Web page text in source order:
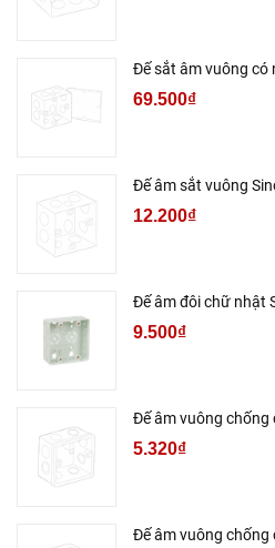
Đế sắt âm vuông có
69.500₫
Đế âm sắt vuông
12.200₫
Đế âm đôi chữ nhật
9.500₫
Đế âm vuông chống
5.320₫
Đế âm vuông chống